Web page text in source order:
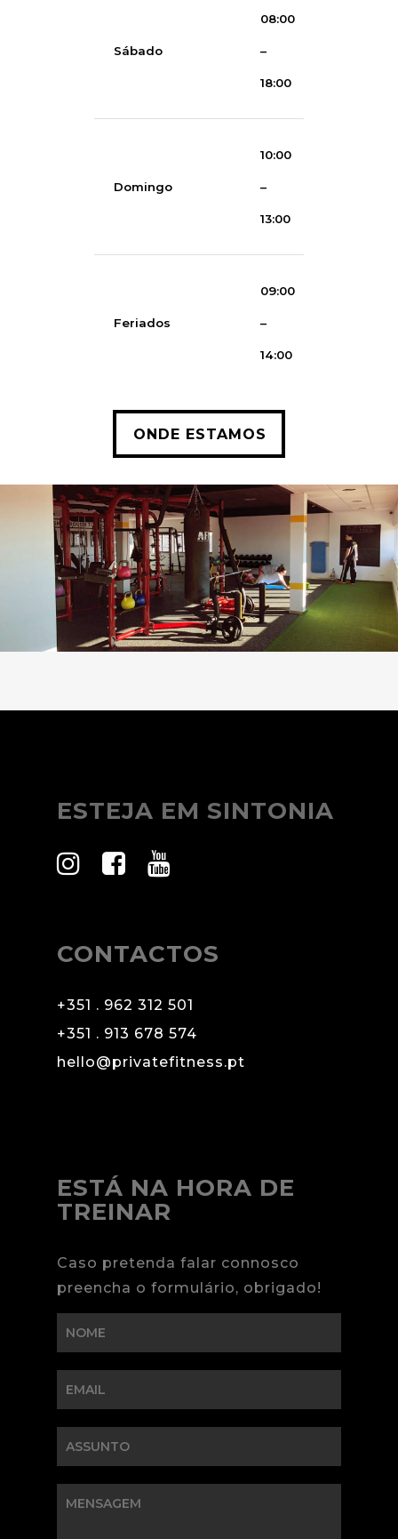
Sábado
08:00
–
18:00
Domingo
10:00
–
13:00
Feriados
09:00
–
14:00
ONDE ESTAMOS
ONDE ESTAMOS
ESTEJA EM SINTONIA
CONTACTOS
+351 . 962 312 501
+351 . 913 678 574
hello@privatefitness.pt
ESTÁ NA HORA DE
TREINAR
Caso pretenda falar connosco
preencha o formulário, obrigado!